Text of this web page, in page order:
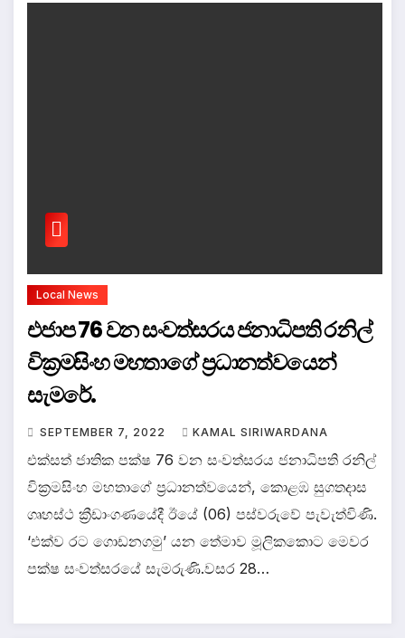
Local News
එජාප 76 වන සංවත්සරය ජනාධිපති රනිල්
වික්‍රමසිංහ මහතාගේ ප්‍රධානත්වයෙන්
සැමරේ.
SEPTEMBER 7, 2022 KAMAL SIRIWARDANA
එක්සත් ජාතික පක්ෂ 76 වන සංවත්සරය ජනාධිපති රනිල්
වික්‍රමසිංහ මහතාගේ ප්‍රධානත්වයෙන්, කොළඹ සුගතදාස
ගෘහස්ථ ක්‍රීඩාංගණයේදී ඊයේ (06) පස්වරුවේ පැවැත්විණි.
‘එක්ව රට ගොඩනගමු’ යන තේමාව මූලිකකොට මෙවර
පක්ෂ සංවත්සරයේ සැමරුණි.වසර 28…